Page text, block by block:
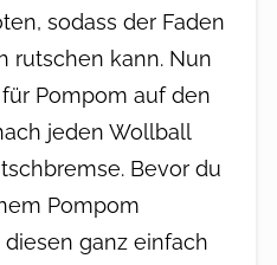
sodass der Faden
rutschen kann. Nun
Pompom auf den
jeden Wollball
Bevor du
Pompom
ganz einfach